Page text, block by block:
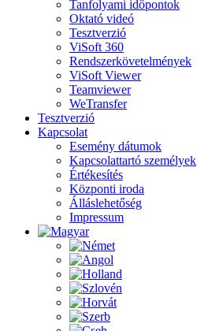
Tanfolyami időpontok
Oktató videó
Tesztverzió
ViSoft 360
Rendszerkövetelmények
ViSoft Viewer
Teamviewer
WeTransfer
Tesztverzió
Kapcsolat
Esemény dátumok
Kapcsolattartó személyek
Értékesítés
Központi iroda
Álláslehetőség
Impressum